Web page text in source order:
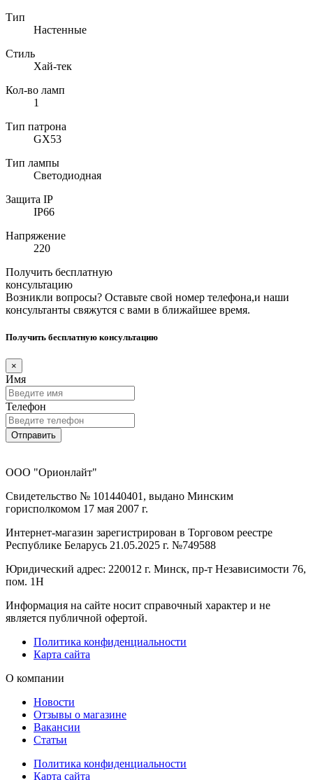
Тип
Настенные
Стиль
Хай-тек
Кол-во ламп
1
Тип патрона
GX53
Тип лампы
Светодиодная
Защита IP
IP66
Напряжение
220
Получить бесплатную
консультацию
Возникли вопросы? Оставьте свой номер телефона,и наши
консультанты свяжутся с вами в ближайшее время.
Получить бесплатную консультацию
×
Имя
Телефон
Отправить
ООО "Орионлайт"
Свидетельство № 101440401, выдано Минским
горисполкомом 17 мая 2007 г.
Интернет-магазин зарегистрирован в Торговом реестре
Республике Беларусь 21.05.2025 г. №749588
Юридический адрес: 220012 г. Минск, пр-т Независимости 76,
пом. 1Н
Информация на сайте носит справочный характер и не
является публичной офертой.
Политика конфиденциальности
Карта сайта
О компании
Новости
Отзывы о магазине
Вакансии
Статьи
Политика конфиденциальности
Карта сайта